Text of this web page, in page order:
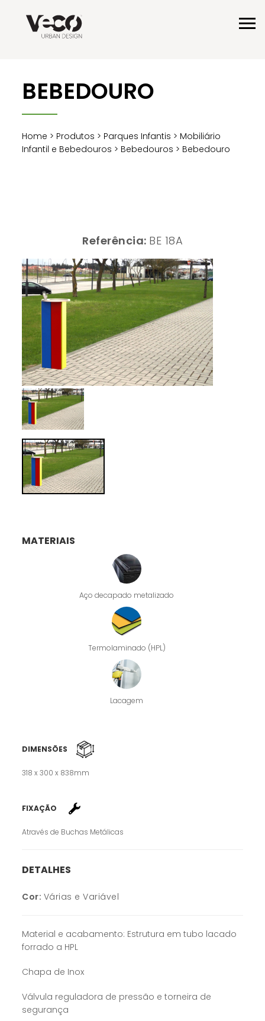
BEBEDOURO
Home > Produtos > Parques Infantis > Mobiliário
Infantil e Bebedouros > Bebedouros > Bebedouro
Referência: BE 18A
MATERIAIS
Aço decapado metalizado
Termolaminado (HPL)
Lacagem
DIMENSÕES
318 x 300 x 838mm
FIXAÇÃO
Através de Buchas Metálicas
DETALHES
Cor: Várias e Variável
Material e acabamento: Estrutura em tubo lacado
forrado a HPL
Chapa de Inox
Válvula reguladora de pressão e torneira de
segurança